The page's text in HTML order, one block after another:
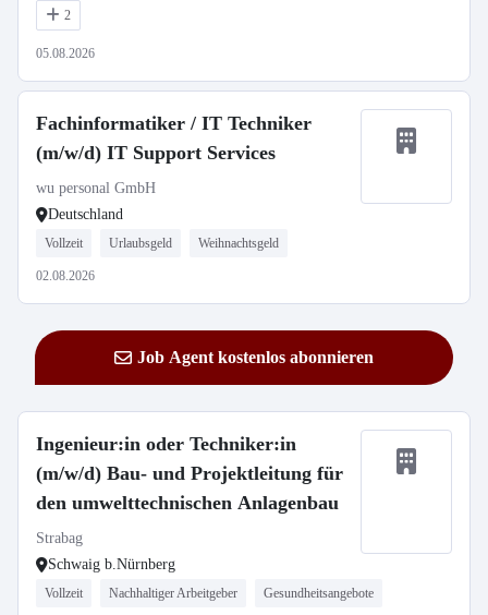
2
05.08.2026
Fachinformatiker / IT Techniker
(m/w/d) IT Support Services
wu personal GmbH
Deutschland
Vollzeit Urlaubsgeld Weihnachtsgeld
02.08.2026
Job Agent kostenlos abonnieren
Ingenieur:in oder Techniker:in
(m/w/d) Bau- und Projektleitung für
den umwelttechnischen Anlagenbau
Strabag
Schwaig b.Nürnberg
Vollzeit Nachhaltiger Arbeitgeber Gesundheitsangebote